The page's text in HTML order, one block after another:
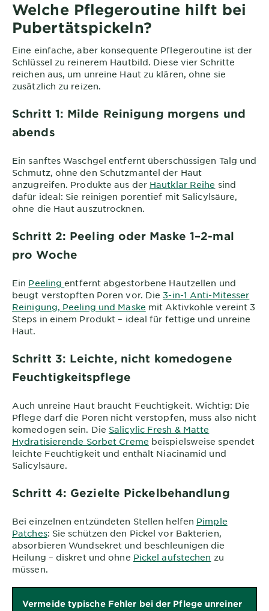
Welche Pflegeroutine hilft bei
Pubertätspickeln?
Eine einfache, aber konsequente Pflegeroutine ist der
Schlüssel zu reinerem Hautbild. Diese vier Schritte
reichen aus, um unreine Haut zu klären, ohne sie
zusätzlich zu reizen.
Schritt 1: Milde Reinigung morgens und
abends
Ein sanftes Waschgel entfernt überschüssigen Talg und
Schmutz, ohne den Schutzmantel der Haut
anzugreifen. Produkte aus der Hautklar Reihe sind
dafür ideal: Sie reinigen porentief mit Salicylsäure,
ohne die Haut auszutrocknen.
Schritt 2: Peeling oder Maske 1–2-mal
pro Woche
Ein Peelingentfernt abgestorbene Hautzellen und
beugt verstopften Poren vor. Die 3-in-1 Anti-Mitesser
Reinigung, Peeling und Maske mit Aktivkohle vereint 3
Steps in einem Produkt – ideal für fettige und unreine
Haut.
Schritt 3: Leichte, nicht komedogene
Feuchtigkeitspflege
Auch unreine Haut braucht Feuchtigkeit. Wichtig: Die
Pflege darf die Poren nicht verstopfen, muss also nicht
komedogen sein. Die Salicylic Fresh & Matte
Hydratisierende Sorbet Creme beispielsweise spendet
leichte Feuchtigkeit und enthält Niacinamid und
Salicylsäure.
Schritt 4: Gezielte Pickelbehandlung
Bei einzelnen entzündeten Stellen helfen Pimple
Patches: Sie schützen den Pickel vor Bakterien,
absorbieren Wundsekret und beschleunigen die
Heilung – diskret und ohne Pickel aufstechen zu
müssen.
Vermeide typische Fehler bei der Pflege unreiner